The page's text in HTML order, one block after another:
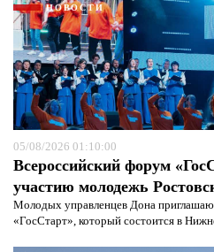
НОВОСТИ
05/08/2026 01:10:00
Всероссийский форум
участию молодежь
Молодых управленцев Дона
«ГосСтарт», который состоится в